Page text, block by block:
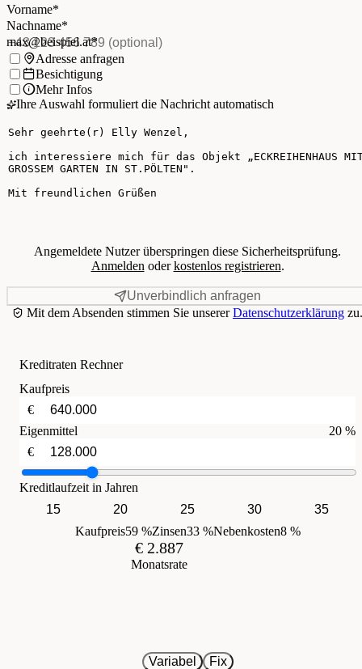
Vorname*
Nachname
Nachname*
E-Mail*(Pflichtfeld)
max@beispiel.at*
Telefon(optional)
Ich möchte:Adresse anfragen
Besichtigung
Mehr Infos
Ihre Auswahl formuliert die Nachricht automatisch
Ihre Nachricht
Angemeldete Nutzer überspringen diese Sicherheitsprüfung.
Anmelden oderkostenlos registrieren.
Unverbindlich anfragen
Mit dem Absenden stimmen Sie unsererDatenschutzerklärung zu.
Kreditraten Rechner
Kaufpreis
€
Eigenmittel
20 %
€
Kreditlaufzeit in Jahren
15
20 25 30
35
Kaufpreis59 %Zinsen33 %Nebenkosten8 %
€ 2.887
Monatsrate
Variabel
Fix